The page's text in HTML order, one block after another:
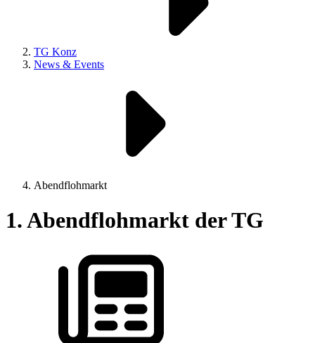
TG Konz
News & Events
Abendflohmarkt
1. Abendflohmarkt der TG